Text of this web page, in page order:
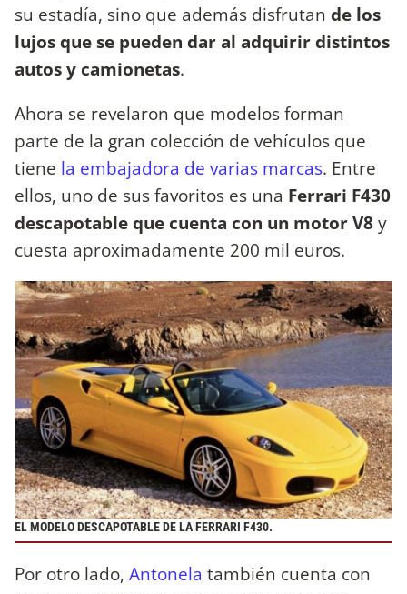
su estadía, sino que además disfrutan de los
lujos que se pueden dar al adquirir distintos
autos y camionetas.
Ahora se revelaron que modelos forman
parte de la gran colección de vehículos que
tiene la embajadora de varias marcas. Entre
ellos, uno de sus favoritos es una Ferrari F430
descapotable que cuenta con un motor V8y
cuesta aproximadamente 200 mil euros.
EL MODELO DESCAPOTABLE DE LA FERRARI F430.
Por otro lado, Antonela también cuenta con